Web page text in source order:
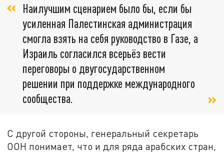
Наилучшим сценарием было бы, если бы
усиленная Палестинская администрация
смогла взять на себя руководство в Газе, а
Израиль согласился всерьёз вести
переговоры о двугосударственном
решении при поддержке международного
сообщества.
С другой стороны, генеральный секретарь
ООН понимает, что и для ряда арабских стран,